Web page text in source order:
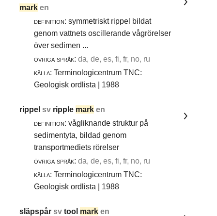
mark en
definition: symmetriskt rippel bildat
genom vattnets oscillerande vågrörelser
över sedimen ...
övriga språk: da, de, es, fi, fr, no, ru
källa: Terminologicentrum TNC:
Geologisk ordlista | 1988
rippelsv ripple mark en
definition: vågliknande struktur på
sedimentyta, bildad genom
transportmediets rörelser
övriga språk: da, de, es, fi, fr, no, ru
källa: Terminologicentrum TNC:
Geologisk ordlista | 1988
släpspårsvtool mark en